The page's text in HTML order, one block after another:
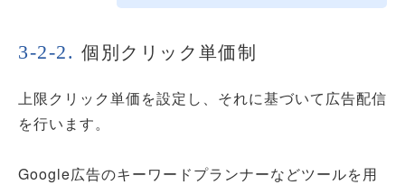
個別クリック単価制
上限クリック単価を設定し、それに基づいて広告配信
を行います。
Google広告のキーワードプランナーなどツールを用